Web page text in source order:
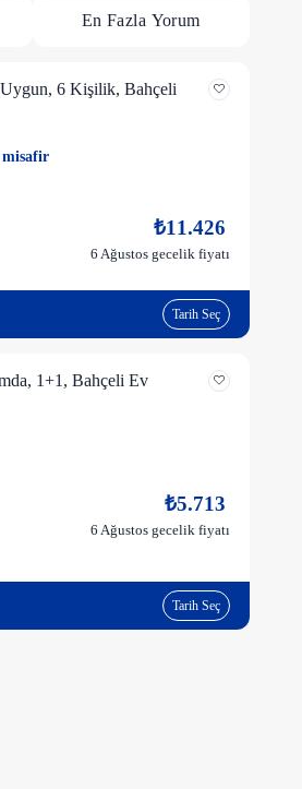
En Fazla Yorum
Uygun, 6 Kişilik, Bahçeli
misafir
₺11.426
6 Ağustos gecelik fiyatı
Tarih Seç
1+1, Bahçeli Ev
₺5.713
6 Ağustos gecelik fiyatı
Tarih Seç